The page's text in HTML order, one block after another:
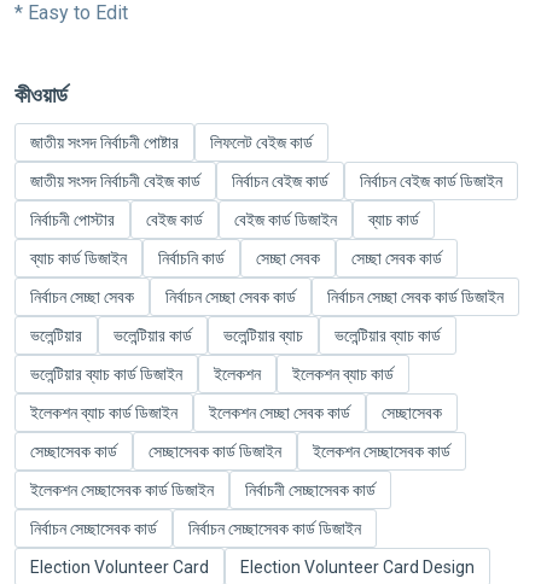
* Easy to Edit
কীওয়ার্ড
জাতীয় সংসদ নির্বাচনী পোষ্টার
লিফলেট বেইজ কার্ড
জাতীয় সংসদ নির্বাচনী বেইজ কার্ড
নির্বাচন বেইজ কার্ড
নির্বাচন বেইজ কার্ড ডিজাইন
নির্বাচনী পোস্টার
বেইজ কার্ড বেইজ কার্ড ডিজাইন
ব্যাচ কার্ড
ব্যাচ কার্ড ডিজাইন
নির্বাচনি কার্ড সেচ্ছা সেবক
সেচ্ছা সেবক কার্ড
নির্বাচন সেচ্ছা সেবক
নির্বাচন সেচ্ছা সেবক কার্ড
নির্বাচন সেচ্ছা সেবক কার্ড ডিজাইন
ভলেন্টিয়ার
ভলেন্টিয়ার কার্ড ভলেন্টিয়ার ব্যাচ
ভলেন্টিয়ার ব্যাচ কার্ড
ভলেন্টিয়ার ব্যাচ কার্ড ডিজাইন
ইলেকশন
ইলেকশন ব্যাচ কার্ড
ইলেকশন ব্যাচ কার্ড ডিজাইন
ইলেকশন সেচ্ছা সেবক কার্ড
সেচ্ছাসেবক
সেচ্ছাসেবক কার্ড
সেচ্ছাসেবক কার্ড ডিজাইন
ইলেকশন সেচ্ছাসেবক কার্ড
ইলেকশন সেচ্ছাসেবক কার্ড ডিজাইন
নির্বাচনী সেচ্ছাসেবক কার্ড
নির্বাচন সেচ্ছাসেবক কার্ড
নির্বাচন সেচ্ছাসেবক কার্ড ডিজাইন
Election Volunteer Card
Election Volunteer Card Design